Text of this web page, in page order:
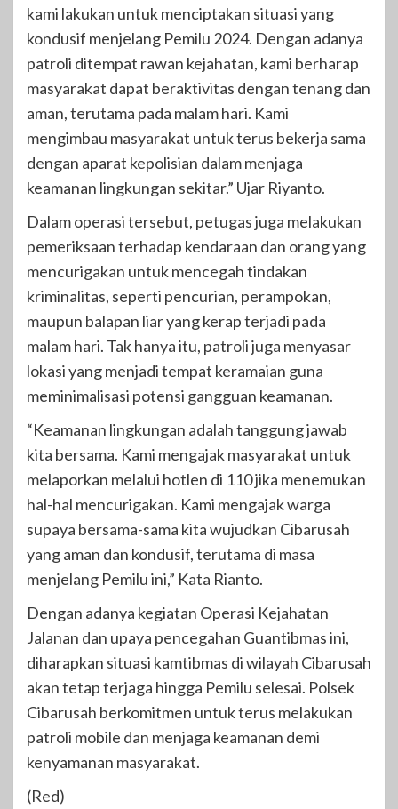
kami lakukan untuk menciptakan situasi yang
kondusif menjelang Pemilu 2024. Dengan adanya
patroli ditempat rawan kejahatan, kami berharap
masyarakat dapat beraktivitas dengan tenang dan
aman, terutama pada malam hari. Kami
mengimbau masyarakat untuk terus bekerja sama
dengan aparat kepolisian dalam menjaga
keamanan lingkungan sekitar.” Ujar Riyanto.
Dalam operasi tersebut, petugas juga melakukan
pemeriksaan terhadap kendaraan dan orang yang
mencurigakan untuk mencegah tindakan
kriminalitas, seperti pencurian, perampokan,
maupun balapan liar yang kerap terjadi pada
malam hari. Tak hanya itu, patroli juga menyasar
lokasi yang menjadi tempat keramaian guna
meminimalisasi potensi gangguan keamanan.
“Keamanan lingkungan adalah tanggung jawab
kita bersama. Kami mengajak masyarakat untuk
melaporkan melalui hotlen di 110 jika menemukan
hal-hal mencurigakan. Kami mengajak warga
supaya bersama-sama kita wujudkan Cibarusah
yang aman dan kondusif, terutama di masa
menjelang Pemilu ini,” Kata Rianto.
Dengan adanya kegiatan Operasi Kejahatan
Jalanan dan upaya pencegahan Guantibmas ini,
diharapkan situasi kamtibmas di wilayah Cibarusah
akan tetap terjaga hingga Pemilu selesai. Polsek
Cibarusah berkomitmen untuk terus melakukan
patroli mobile dan menjaga keamanan demi
kenyamanan masyarakat.
(Red)